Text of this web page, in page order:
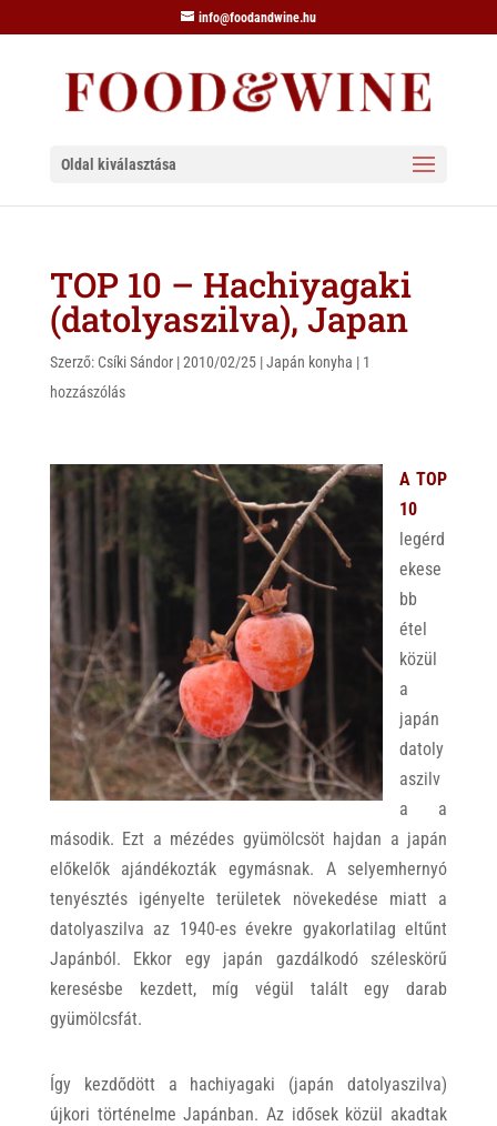
info@foodandwine.hu
Oldal kiválasztása
TOP 10 – Hachiyagaki
(datolyaszilva), Japan
Szerző: Csíki Sándor|2010/02/25|Japán konyha | 1
hozzászólás
A TOP
10
legérd
ekese
bb
étel
közül
a
japán
datoly
aszilv
a a
második. Ezt a mézédes gyümölcsöt hajdan a japán
előkelők ajándékozták egymásnak. A selyemhernyó
tenyésztés igényelte területek növekedése miatt a
datolyaszilva az 1940-es évekre gyakorlatilag eltűnt
Japánból. Ekkor egy japán gazdálkodó széleskörű
keresésbe kezdett, míg végül talált egy darab
gyümölcsfát.
Így kezdődött a hachiyagaki (japán datolyaszilva)
újkori történelme Japánban. Az idősek közül akadtak